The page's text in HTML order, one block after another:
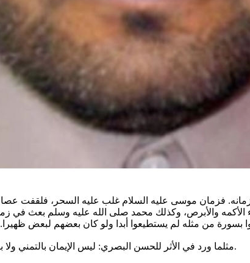
زمانه. فزمان موسى عليه السلام غلب عليه السحر، فلقفت
الأكمه والأبرص، وكذلك محمد صلى الله عليه وسلم بعث في
مثلما ورد في الأثر للحسن البصري: ليس الإيمان بالتمني ولا بالتحلي، ولكنه ما وقر في القلب وصدقه العمل... في عصر شيوع القلم.